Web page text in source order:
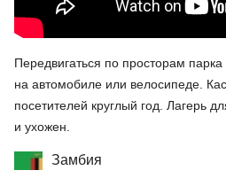
Передвигаться по просторам
на автомобиле или велосипеде.
посетителей круглый год. Лагерь
и ухожен.
Замбия